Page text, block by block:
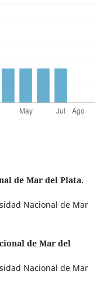
de Mar del Plata.
Nacional de Mar
de Mar del
Nacional de Mar